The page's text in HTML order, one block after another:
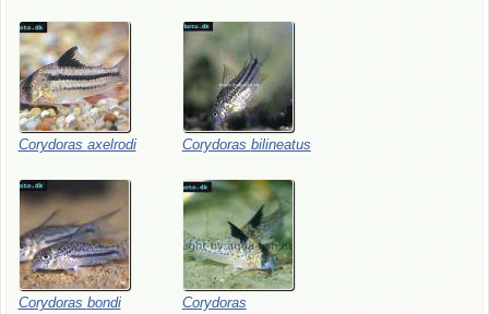
Corydoras axelrodi Corydoras bilineatus
Corydoras bondi
Corydoras